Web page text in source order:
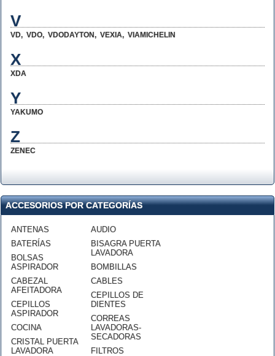
V
VD, VDO, VDODAYTON, VEXIA, VIAMICHELIN
X
XDA
Y
YAKUMO
Z
ZENEC
ACCESORIOS POR CATEGORÍAS
ANTENAS
BATERÍAS
BOLSAS
ASPIRADOR
CABEZAL
AFEITADORA
CEPILLOS
ASPIRADOR
COCINA
CRISTAL PUERTA
LAVADORA
AUDIO
BISAGRA PUERTA
LAVADORA
BOMBILLAS
CABLES
CEPILLOS DE
DIENTES
CORREAS
LAVADORAS-
SECADORAS
FILTROS